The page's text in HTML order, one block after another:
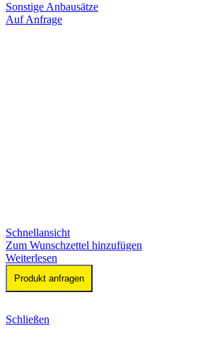
Sonstige Anbausätze
Auf Anfrage
Schnellansicht
Zum Wunschzettel hinzufügen
Weiterlesen
Produkt anfragen
Schließen